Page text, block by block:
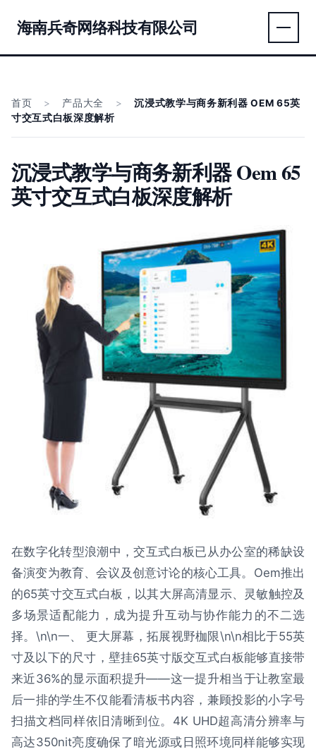
海南兵奇网络科技有限公司
首页 > 产品大全 >
沉浸式教学与商务新利器 OEM 65英
寸交互式白板深度解析
沉浸式教学与商务新利器 Oem 65
英寸交互式白板深度解析
在数字化转型浪潮中，交互式白板已从办公室的稀缺设
备演变为教育、会议及创意讨论的核心工具。Oem推出
的65英寸交互式白板，以其大屏高清显示、灵敏触控及
多场景适配能力，成为提升互动与协作能力的不二选
择。\n\n一、 更大屏幕，拓展视野枷限\n\n相比于55英
寸及以下的尺寸，壁挂65英寸版交互式白板能够直接带
来近36%的显示面积提升——这一提升相当于让教室最
后一排的学生不仅能看清板书内容，兼顾投影的小字号
扫描文档同样依旧清晰到位。4K UHD超高清分辨率与
高达350nit亮度确保了暗光源或日照环境同样能够实现